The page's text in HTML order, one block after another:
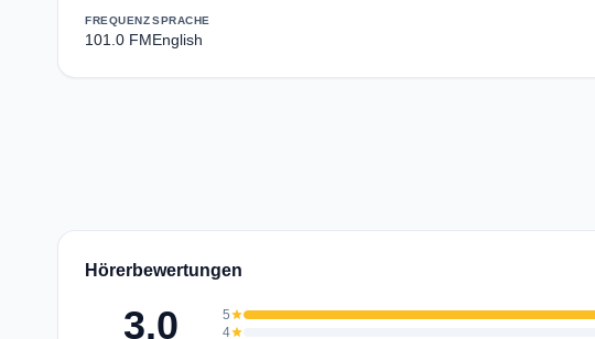
FREQUENZ
101.0 FM
SPRACHE
English
Hörerbewertungen
3.0 5star
4star